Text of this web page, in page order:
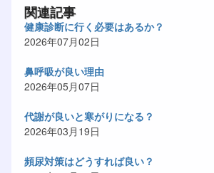
関連記事
健康診断に行く必要はあるか？
2026年07月02日
鼻呼吸が良い理由
2026年05月07日
代謝が良いと寒がりになる？
2026年03月19日
頻尿対策はどうすれば良い？